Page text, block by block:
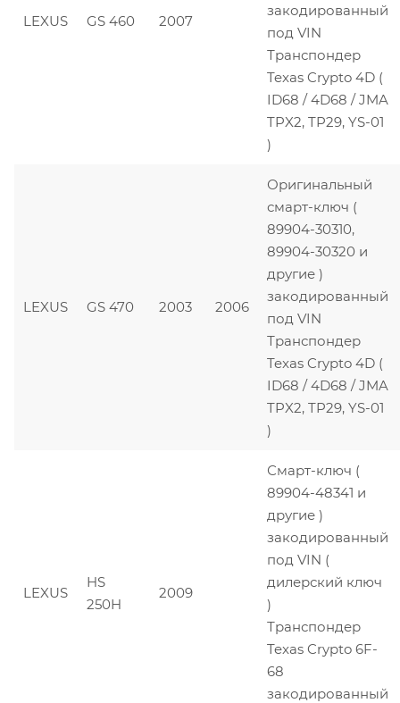
LEXUS GS 460 2007
закодированный
под VIN
Транспондер
Texas Crypto 4D (
ID68 / 4D68 / JMA
TPX2, TP29, YS-01
)
LEXUS GS 470 2003 2006
Оригинальный
смарт-ключ (
89904-30310,
89904-30320 и
другие )
закодированный
под VIN
Транспондер
Texas Crypto 4D (
ID68 / 4D68 / JMA
TPX2, TP29, YS-01
)
LEXUS
HS
250H
2009
Смарт-ключ (
89904-48341 и
другие )
закодированный
под VIN (
дилерский ключ
)
Транспондер
Texas Crypto 6F-
68
закодированный